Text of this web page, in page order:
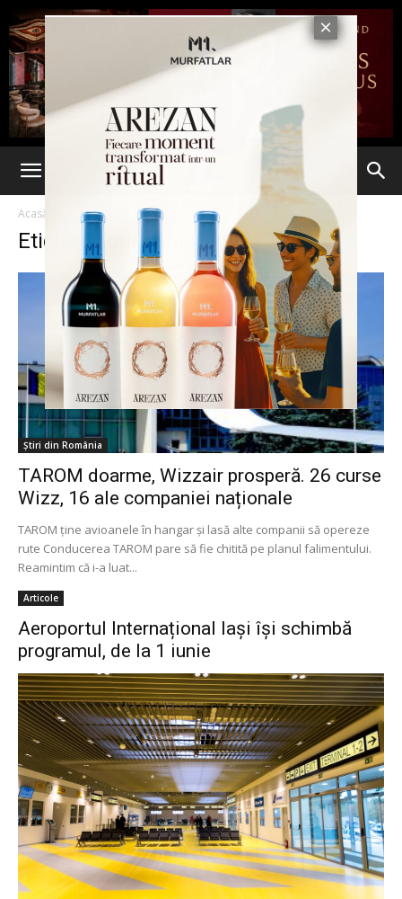
Acasă Etichete Curse aeriene
Etichetă: curse aeriene
Știri din România
TAROM doarme, Wizzair prosperă. 26 curse
Wizz, 16 ale companiei naționale
TAROM ține avioanele în hangar și lasă alte companii să opereze
rute Conducerea TAROM pare să fie chitită pe planul falimentului.
Reamintim că i-a luat...
Articole
Aeroportul Internațional Iași îşi schimbă
programul, de la 1 iunie